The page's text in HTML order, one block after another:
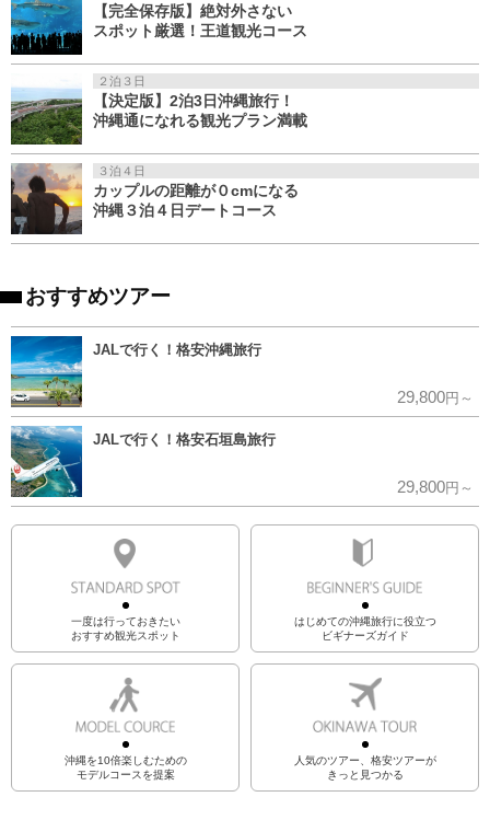
【完全保存版】絶対外さない
スポット厳選！王道観光コース
２泊３日
【決定版】2泊3日沖縄旅行！
沖縄通になれる観光プラン満載
３泊４日
カップルの距離が０cmになる
沖縄３泊４日デートコース
おすすめツアー
JALで行く！格安沖縄旅行
29,800円～
JALで行く！格安石垣島旅行
29,800円～
一度は行っておきたい
おすすめ観光スポット
はじめての沖縄旅行に役立つ
ビギナーズガイド
沖縄を10倍楽しむための
モデルコースを提案
人気のツアー、格安ツアーが
きっと見つかる